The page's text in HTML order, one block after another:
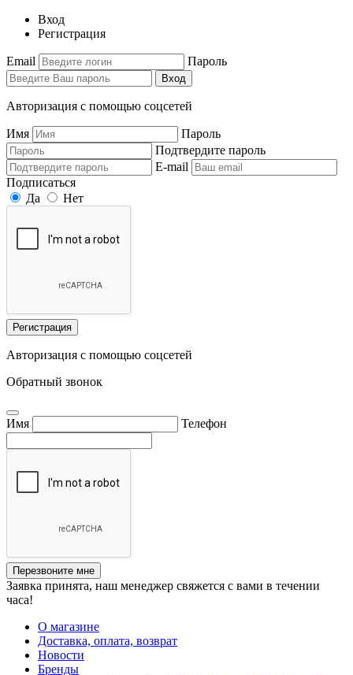
Вход
Регистрация
Email Пароль
Вход
Авторизация с помощью соцсетей
Имя
Пароль
Подтвердите пароль
E-mail
Подписаться
Да
Нет
Регистрация
Авторизация с помощью соцсетей
Обратный звонок
Имя Телефон
Перезвоните мне
Заявка принята, наш менеджер свяжется с вами в течении
часа!
О магазине
Доставка, оплата, возврат
Новости
Бренды